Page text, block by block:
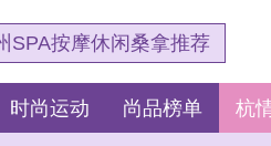
荐
单 杭情速报